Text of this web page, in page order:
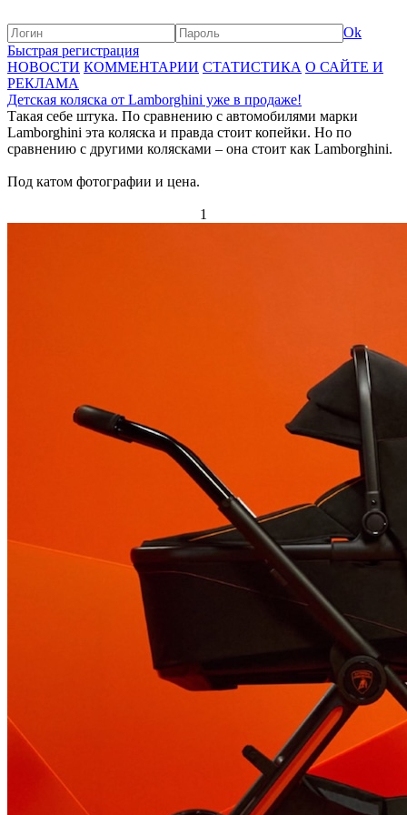
Ok
Быстрая регистрация
НОВОСТИ КОММЕНТАРИИ СТАТИСТИКА О САЙТЕ И
РЕКЛАМА
Детская коляска от Lamborghini уже в продаже!
Такая себе штука. По сравнению с автомобилями марки
Lamborghini эта коляска и правда стоит копейки. Но по
сравнению с другими колясками – она стоит как Lamborghini.
Под катом фотографии и цена.
1